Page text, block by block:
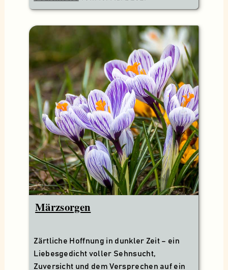
Märzsorgen
Zärtliche Hoffnung in dunkler Zeit – ein
Liebesgedicht voller Sehnsucht,
Zuversicht und dem Versprechen auf ein